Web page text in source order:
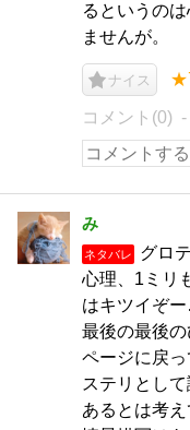
るというの
ませんが。
ナイス
コメント(0)
み
ネタバレ
グロ
心理、1ミリ
はキツイぞ
最後の最後
ページに戻
ステリとし
あるとは考